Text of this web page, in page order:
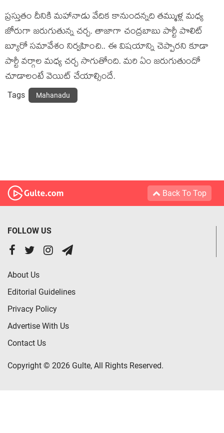
ప్ర‌స్తుతం దీనికి మ‌హానాడు వేదిక కానుంద‌న్న‌ది త‌మ్ముళ్ల మ‌ధ్య
జోరుగా జ‌రుగుతున్న చ‌ర్చ‌. తాజాగా చంద్ర‌బాబు పార్టీ పొలిట్
బ్యూరో స‌మావేశం నిర్వ‌హించి.. ఈ విష‌యాన్ని చెప్పార‌ని కూడా
పార్టీ వ‌ర్గాల మ‌ధ్య చర్చ సాగుతోంది. మ‌రి ఏం జ‌రుగుతుందో
చూడాలంటే వెయిట్ చేయాల్సిందే.
Tags Mahanadu
Back To Top
FOLLOW US
About Us
Editorial Guidelines
Privacy Policy
Advertise With Us
Contact Us
Copyright © 2026 Gulte, All Rights Reserved.